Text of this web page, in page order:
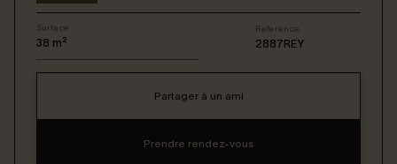
Connexion / Inscription
Surface
38 m²
Reference
2887REY
Partager à un ami
Prendre rendez-vous